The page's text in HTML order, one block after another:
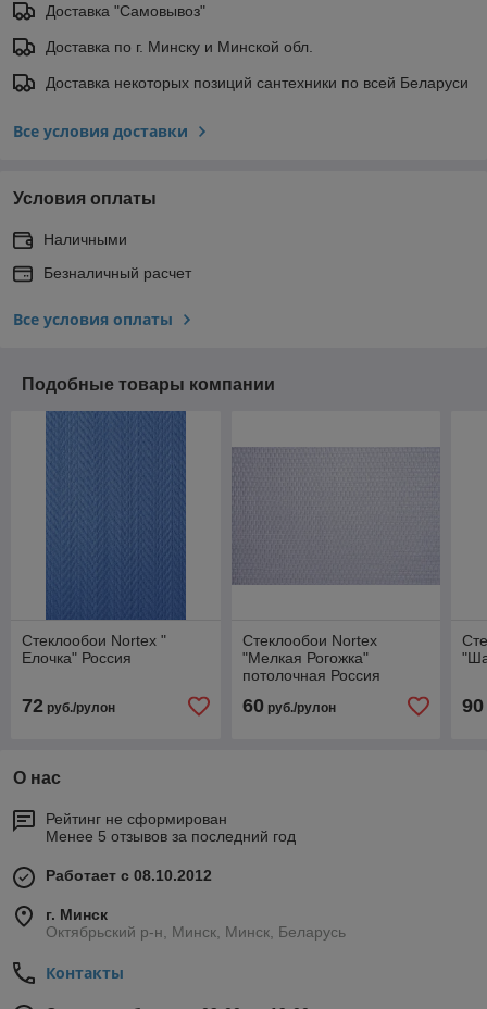
Доставка "Самовывоз"
Доставка по г. Минску и Минской обл.
Доставка некоторых позиций сантехники по всей Беларуси
Все условия доставки
Условия оплаты
Наличными
Безналичный расчет
Все условия оплаты
Подобные товары компании
Стеклообои Nortex "
Елочка" Россия
72 руб./рулон
Стеклообои Nortex
"Мелкая Рогожка"
потолочная Россия
60руб./рулон 90
О нас
Рейтинг не сформирован
Менее 5 отзывов за последний год
Работает с 08.10.2012
г. Минск
Октябрьский р-н, Минск, Минск, Беларусь
Контакты